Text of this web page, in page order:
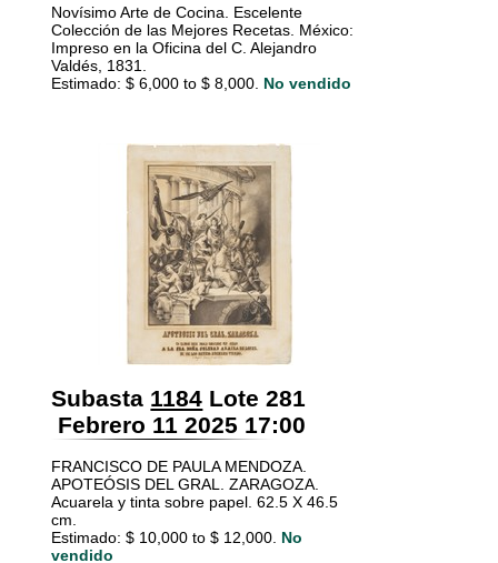
Novísimo Arte de Cocina. Escelente
Colección de las Mejores Recetas. México:
Impreso en la Oficina del C. Alejandro
Valdés, 1831.
Estimado: $ 6,000 to $ 8,000. No vendido
Subasta 1184 Lote 281
Febrero 11 2025 17:00
FRANCISCO DE PAULA MENDOZA.
APOTEÓSIS DEL GRAL. ZARAGOZA.
Acuarela y tinta sobre papel. 62.5 X 46.5
cm.
Estimado: $ 10,000 to $ 12,000. No
vendido